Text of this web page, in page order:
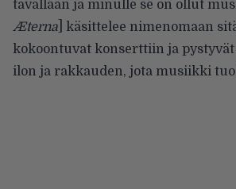
tavallaan ja minulle se on ollut
Æterna ] käsittelee nimenomaan
kokoontuvat konserttiin ja pystyvät
ilon ja rakkauden, jota musiikki